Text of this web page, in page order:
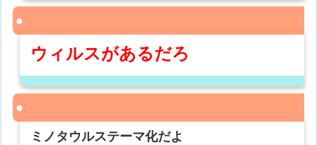
ウィルスがあるだろ
ミノタウルステーマ化だよ